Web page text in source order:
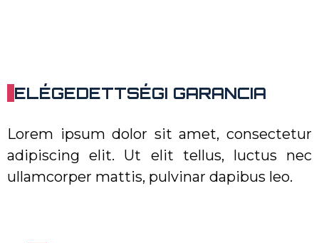
ELÉGEDETTSÉGI GARANCIA
Lorem ipsum dolor sit amet, consectetur
adipiscing elit. Ut elit tellus, luctus nec
ullamcorper mattis, pulvinar dapibus leo.